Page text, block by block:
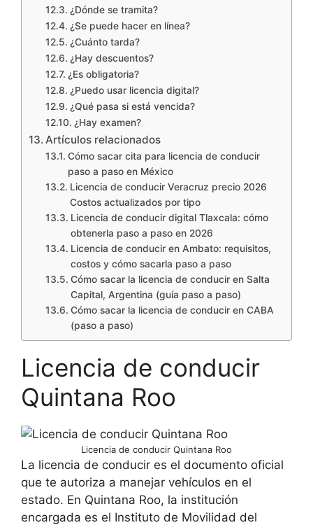
¿Dónde se tramita?
¿Se puede hacer en línea?
¿Cuánto tarda?
¿Hay descuentos?
¿Es obligatoria?
¿Puedo usar licencia digital?
¿Qué pasa si está vencida?
¿Hay examen?
Artículos relacionados
Cómo sacar cita para licencia de conducir
paso a paso en México
Licencia de conducir Veracruz precio 2026
Costos actualizados por tipo
Licencia de conducir digital Tlaxcala: cómo
obtenerla paso a paso en 2026
Licencia de conducir en Ambato: requisitos,
costos y cómo sacarla paso a paso
Cómo sacar la licencia de conducir en Salta
Capital, Argentina (guía paso a paso)
Cómo sacar la licencia de conducir en CABA
(paso a paso)
Licencia de conducir
Quintana Roo
Licencia de conducir Quintana Roo
La licencia de conducir es el documento oficial
que te autoriza a manejar vehículos en el
estado. En Quintana Roo, la institución
encargada es el Instituto de Movilidad del